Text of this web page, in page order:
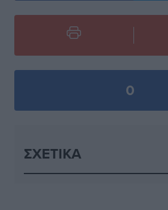
0
ΣΧΕΤΙΚΆ